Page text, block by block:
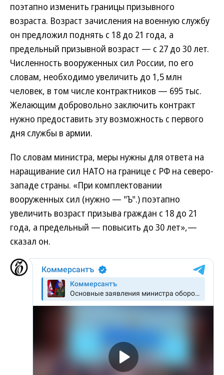
поэтапно изменить границы призывного
возраста. Возраст зачисления на военную службу
он предложил поднять с 18 до 21 года, а
предельный призывной возраст — с 27 до 30 лет.
Численность вооруженных сил России, по его
словам, необходимо увеличить до 1,5 млн
человек, в том числе контрактников — 695 тыс.
Желающим добровольно заключить контракт
нужно предоставить эту возможность с первого
дня службы в армии.
По словам министра, меры нужны для ответа на
наращивание сил НАТО на границе с РФ на северо-
западе страны. «При комплектовании
вооруженных сил (нужно — "Ъ".) поэтапно
увеличить возраст призыва граждан с 18 до 21
года, а предельный — повысить до 30 лет»,—
сказал он.